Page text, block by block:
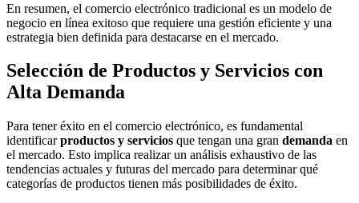
En resumen, el comercio electrónico tradicional es un modelo de
negocio en línea exitoso que requiere una gestión eficiente y una
estrategia bien definida para destacarse en el mercado.
Selección de Productos y Servicios con
Alta Demanda
Para tener éxito en el comercio electrónico, es fundamental
identificarproductos y servicios que tengan una gran demanda en
el mercado. Esto implica realizar un análisis exhaustivo de las
tendencias actuales y futuras del mercado para determinar qué
categorías de productos tienen más posibilidades de éxito.